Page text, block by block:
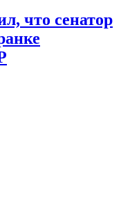
что сенатор